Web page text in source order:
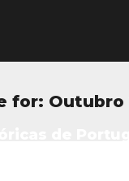
for: Outubro